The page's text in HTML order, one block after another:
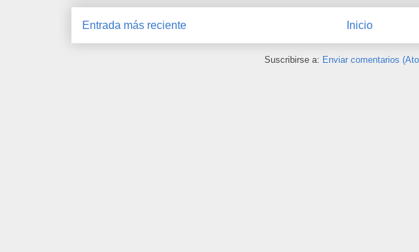
Entrada más reciente Inicio
Suscribirse a: Enviar comentarios